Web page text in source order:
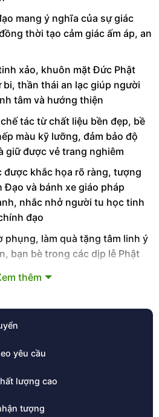
mang ý nghĩa của sự giác
thời tạo cảm giác ấm áp, an
xảo, khuôn mặt Đức Phật
bi, thần thái an lạc giúp người
tâm và hướng thiện
tác từ chất liệu bền đẹp, bề
màu kỹ lưỡng, đảm bảo độ
giữ được vẻ trang nghiêm
được khắc họa rõ ràng, tượng
Đạo và bánh xe giáo pháp
nhắc nhở người tu học tinh
đạo
phụng, làm quà tặng tâm linh ý
bạn bè trong các dịp lễ Phật
thường xuyên lau dọn
để thể hiện lòng tôn kính đối
luân 15cm vàng cam không
mà còn là biểu tượng nhắc nhở
nuôi dưỡng trí tuệ và từ bi
thêm
yêu cầu
lượng cao
tượng